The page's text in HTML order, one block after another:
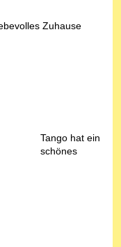
Zuhause
Tango hat ein
schönes